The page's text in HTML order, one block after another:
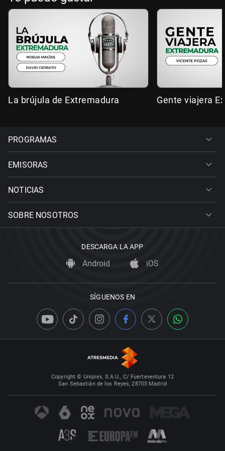
La brújula de Extremadura Gente viajera
PROGRAMAS
EMISORAS
NOTICIAS
SOBRE NOSOTROS
DESCARGA LA APP
Android iOS
SÍGUENOS EN
Copyright © Uniprex, S.A.U., C/ Fuerteventura 12
San Sebastián de los Reyes, 28703 Madrid